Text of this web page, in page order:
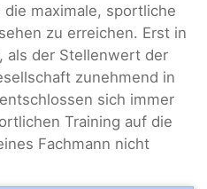
maximale, sportliche
zu erreichen. Erst in
als der Stellenwert der
zunehmend in
sich immer
Training auf die
Fachmann nicht